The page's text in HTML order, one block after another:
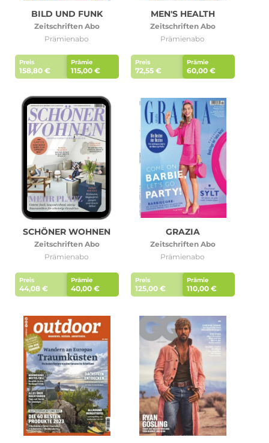
BILD UND FUNK
Zeitschriften Abo
Prämienabo
Preis
158,80 €
Prämie
115,00 €
MEN'S HEALTH
Zeitschriften Abo
Prämienabo
Preis
72,55 €
Prämie
60,00 €
SCHÖNER WOHNEN
Zeitschriften Abo
Prämienabo
Preis
44,08 €
Prämie
40,00 €
GRAZIA
Zeitschriften Abo
Prämienabo
Preis
125,00 €
Prämie
110,00 €